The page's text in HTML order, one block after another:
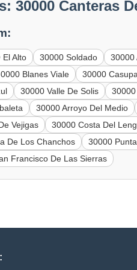
30000 Canteras
El Alto 30000 Soldado 30000
Blanes Viale
30000
30000 Valle De Solis
30000 Arroyo Del Medio
Vejigas
30000 Costa Del
De Los Chanchos
30000
Francisco De Las Sierras